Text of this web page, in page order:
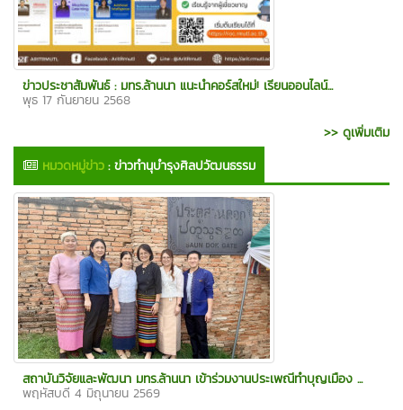
ข่าวประชาสัมพันธ์ : มทร.ล้านนา แนะนำคอร์สใหม่! เรียนออนไลน์...
พุธ 17 กันยายน 2568
>> ดูเพิ่มเติม
หมวดหมู่ข่าว:ข่าวทำนุบำรุงศิลปวัฒนธรรม
สถาบันวิจัยและพัฒนา มทร.ล้านนา เข้าร่วมงานประเพณีทำบุญเมือง ...
พฤหัสบดี 4 มิถุนายน 2569